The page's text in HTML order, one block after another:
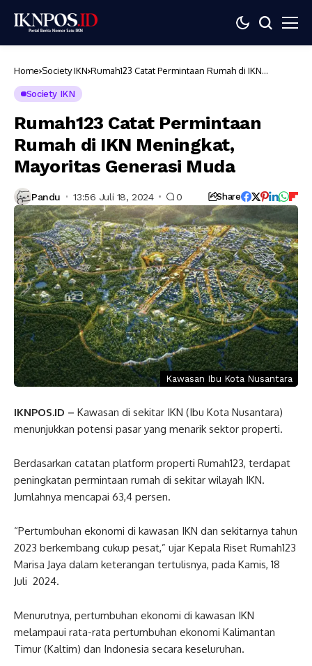
Home Society IKN Rumah123 Catat Permintaan Rumah di IKN
Society IKN
Rumah123 Catat Permintaan
Rumah di IKN Meningkat,
Mayoritas Generasi Muda
Pandu 13:56 Juli 18, 2024 0 Share
Kawasan Ibu Kota Nusantara
IKNPOS.ID – Kawasan di sekitar IKN (Ibu Kota Nusantara)
menunjukkan potensi pasar yang menarik sektor properti.
Berdasarkan catatan platform properti Rumah123, terdapat
peningkatan permintaan rumah di sekitar wilayah IKN.
Jumlahnya mencapai 63,4 persen.
“Pertumbuhan ekonomi di kawasan IKN dan sekitarnya tahun
2023 berkembang cukup pesat,” ujar Kepala Riset Rumah123
Marisa Jaya dalam keterangan tertulisnya, pada Kamis, 18
Juli 2024.
Menurutnya, pertumbuhan ekonomi di kawasan IKN
melampaui rata-rata pertumbuhan ekonomi Kalimantan
Timur (Kaltim) dan Indonesia secara keseluruhan.